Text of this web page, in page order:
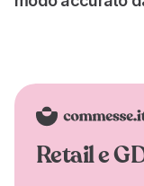
Retail e